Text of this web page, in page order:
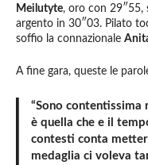
Meilutyte, oro con 29″55,
argento in 30″03. Pilato
soffio la connazionale
A fine gara, queste le
“Sono contentissima
è quella che e il
contesti conta
medaglia ci voleva